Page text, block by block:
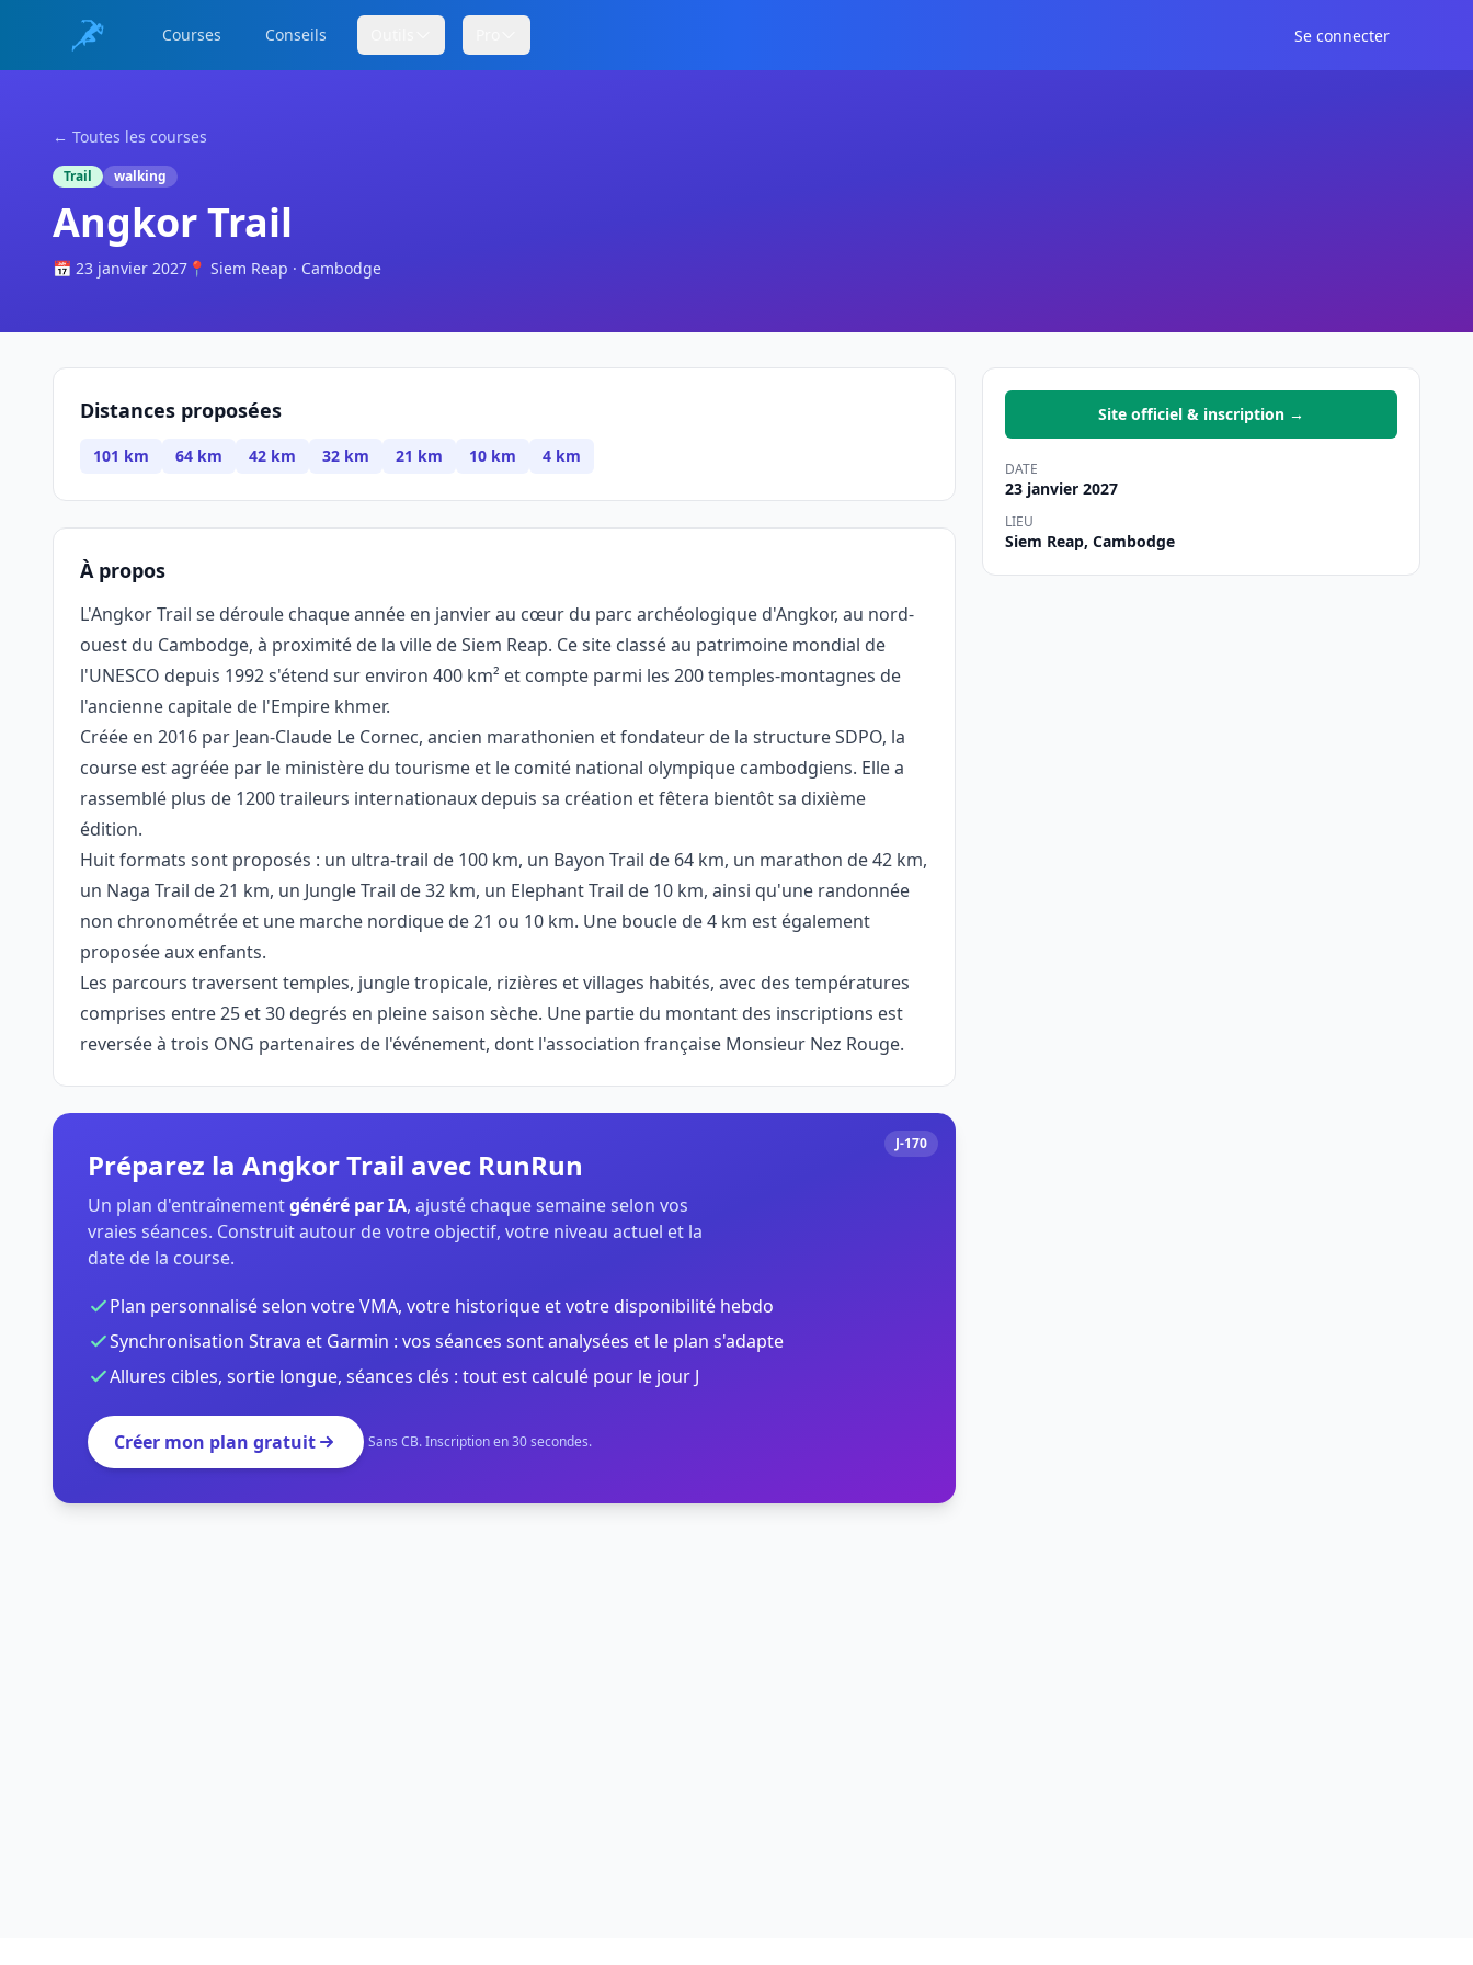
Courses Conseils Se connecter
← Toutes les courses
Trail walking
Angkor Trail
📅 23 janvier 2027 📍 Siem Reap · Cambodge
Distances proposées
101 km 64 km 42 km 32 km 21 km 10 km 4 km
À propos
L'Angkor Trail se déroule chaque année en janvier au cœur du parc archéologique d'Angkor, au nord-
ouest du Cambodge, à proximité de la ville de Siem Reap. Ce site classé au patrimoine mondial de
l'UNESCO depuis 1992 s'étend sur environ 400 km² et compte parmi les 200 temples-montagnes de
l'ancienne capitale de l'Empire khmer.
Créée en 2016 par Jean-Claude Le Cornec, ancien marathonien et fondateur de la structure SDPO, la
course est agréée par le ministère du tourisme et le comité national olympique cambodgiens. Elle a
rassemblé plus de 1200 traileurs internationaux depuis sa création et fêtera bientôt sa dixième
édition.
Huit formats sont proposés : un ultra-trail de 100 km, un Bayon Trail de 64 km, un marathon de 42 km,
un Naga Trail de 21 km, un Jungle Trail de 32 km, un Elephant Trail de 10 km, ainsi qu'une randonnée
non chronométrée et une marche nordique de 21 ou 10 km. Une boucle de 4 km est également
proposée aux enfants.
Les parcours traversent temples, jungle tropicale, rizières et villages habités, avec des températures
comprises entre 25 et 30 degrés en pleine saison sèche. Une partie du montant des inscriptions est
reversée à trois ONG partenaires de l'événement, dont l'association française Monsieur Nez Rouge.
J-170
Préparez la Angkor Trail avec RunRun
Un plan d'entraînementgénéré par IA, ajusté chaque semaine selon vos
vraies séances. Construit autour de votre objectif, votre niveau actuel et la
date de la course.
Plan personnalisé selon votre VMA, votre historique et votre disponibilité hebdo
Synchronisation Strava et Garmin : vos séances sont analysées et le plan s'adapte
Allures cibles, sortie longue, séances clés : tout est calculé pour le jour J
Créer mon plan gratuit Sans CB. Inscription en 30 secondes.
Site officiel & inscription →
DATE
23 janvier 2027
LIEU
Siem Reap, Cambodge